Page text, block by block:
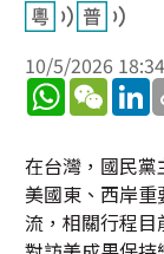
10/5/2026 18:34
WhatsApp
在台灣，國民
美國東、西岸
流，相關行程目